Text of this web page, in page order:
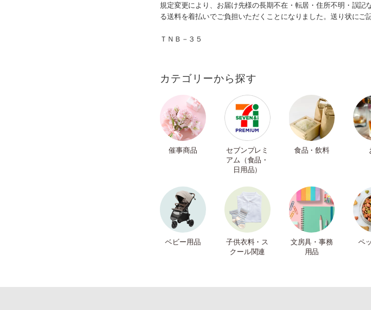
規定変更により、お届け先様の長期不在・転居・住所不明・誤
る送料を着払いでご負担いただくことになりました。送り状にご
ＴＮＢ－３５
カテゴリーから探す
催事商品
セブンプレミ
アム（食品・
日用品）
食品・飲料
ベビー用品
子供衣料・ス
クール関連
文房具・事務
用品
ペ